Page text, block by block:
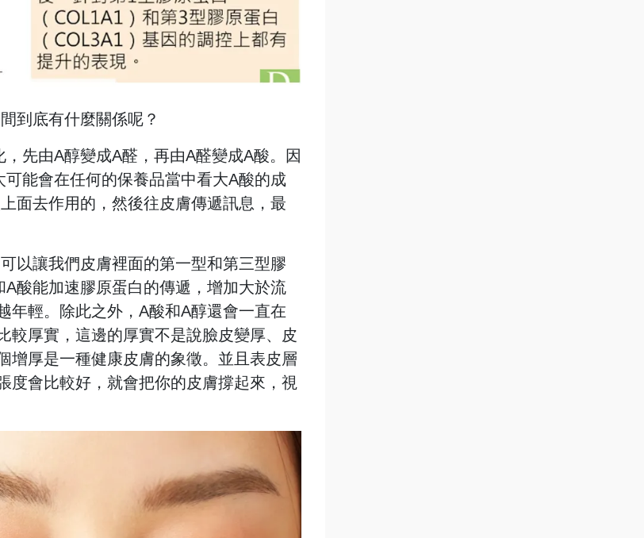
到底有什麼關係呢？
先由A醇變成A醛，再由A醛變成A酸。
因
能會在任何的保養品當中看大A酸的成
面去作用的，然後往皮膚傳遞訊息，最
以讓我們皮膚裡面的第一型和第三型膠
酸能加速膠原蛋白的傳遞，增加大於流
年輕。除此之外，A酸和A醇還會一直在
較厚實，這邊的厚實不是說臉皮變厚、皮
增厚是一種健康皮膚的象徵。並且表皮層
度會比較好，就會把你的皮膚撐起來，視